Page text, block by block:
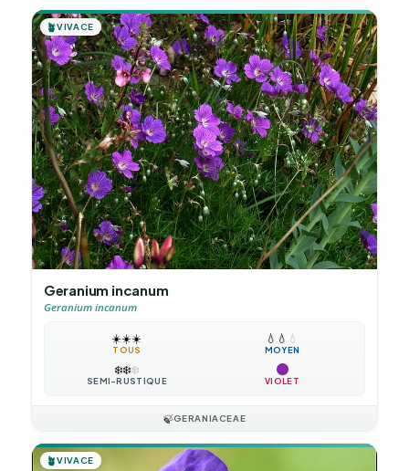
🪴VIVACE
Geranium incanum
Geranium incanum
☀️☀️☀️
TOUS
💧 💧 💧
MOYEN
❄️❄️❄️
SEMI-RUSTIQUE VIOLET
🍃GERANIACEAE
🪴VIVACE